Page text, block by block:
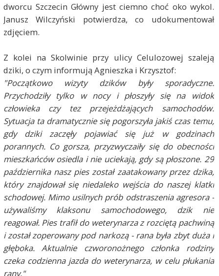
dworcu Szczecin Główny jest ciemno choć oko wykol.
Janusz Wilczyński potwierdza, co udokumentował
zdjęciem.
Z kolei na Skolwinie przy ulicy Celulozowej szaleją
dziki, o czym informują Agnieszka i Krzysztof:
"Początkowo wizyty dzików były sporadyczne.
Przychodziły tylko w nocy i płoszyły się na widok
człowieka czy tez przejeżdżających samochodów.
Sytuacja ta dramatycznie się pogorszyła jakiś czas temu,
gdy dziki zaczęły pojawiać się już w godzinach
porannych. Co gorsza, przyzwyczaiły się do obecności
mieszkańców osiedla i nie uciekają, gdy są płoszone. 29
października nasz pies został zaatakowany przez dzika,
który znajdował się niedaleko wejścia do naszej klatki
schodowej. Mimo usilnych prób odstraszenia agresora -
używaliśmy klaksonu samochodowego, dzik nie
reagował. Pies trafił do weterynarza z rozciętą pachwiną
i został zoperowany pod narkozą - rana była zbyt duża i
głęboka. Aktualnie czworonożnego członka rodziny
czeka codzienna jazda do weterynarza, w celu płukania
rany."